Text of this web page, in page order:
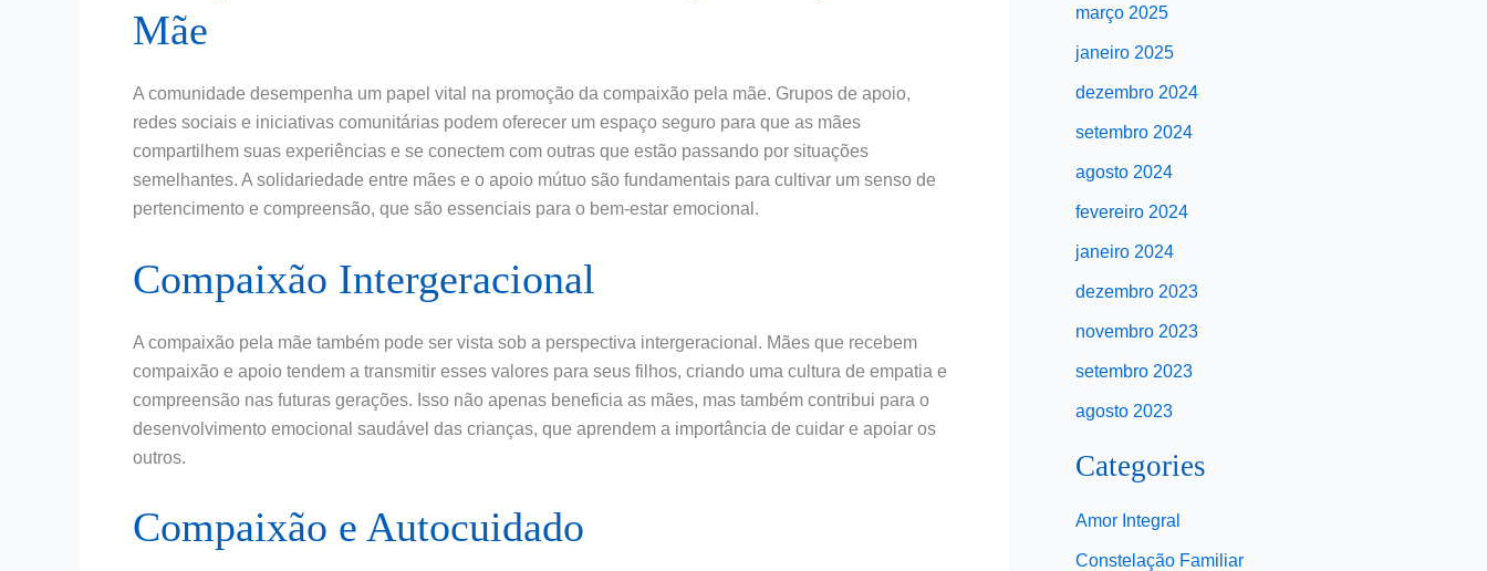
Mãe
A comunidade desempenha um papel vital na promoção da compaixão pela mãe. Grupos de apoio,
redes sociais e iniciativas comunitárias podem oferecer um espaço seguro para que as mães
compartilhem suas experiências e se conectem com outras que estão passando por situações
semelhantes. A solidariedade entre mães e o apoio mútuo são fundamentais para cultivar um senso de
pertencimento e compreensão, que são essenciais para o bem-estar emocional.
Compaixão Intergeracional
A compaixão pela mãe também pode ser vista sob a perspectiva intergeracional. Mães que recebem
compaixão e apoio tendem a transmitir esses valores para seus filhos, criando uma cultura de empatia e
compreensão nas futuras gerações. Isso não apenas beneficia as mães, mas também contribui para o
desenvolvimento emocional saudável das crianças, que aprendem a importância de cuidar e apoiar os
outros.
Compaixão e Autocuidado
março 2025
janeiro 2025
dezembro 2024
setembro 2024
agosto 2024
fevereiro 2024
janeiro 2024
dezembro 2023
novembro 2023
setembro 2023
agosto 2023
Categories
Amor Integral
Constelação Familiar